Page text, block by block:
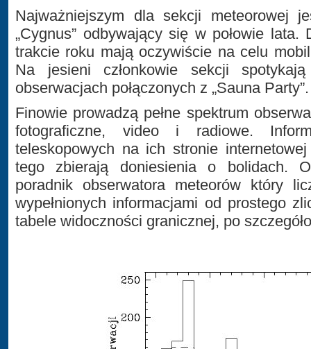
Najważniejszym dla sekcji meteorowej
„Cygnus” odbywający się w połowie lata.
trakcie roku mają oczywiście na celu
Na jesieni członkowie sekcji
obserwacjach połączonych z „Sauna Party”.
Finowie prowadzą pełne spektrum
fotograficzne, video i radiowe.
teleskopowych na ich stronie
tego zbierają doniesienia o bolidach.
poradnik obserwatora meteorów który
wypełnionych informacjami od prostego
tabele widoczności granicznej, po